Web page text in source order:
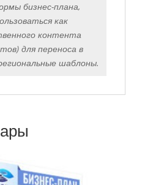
бизнес-плана,
как
контента
для переноса в
шаблоны.